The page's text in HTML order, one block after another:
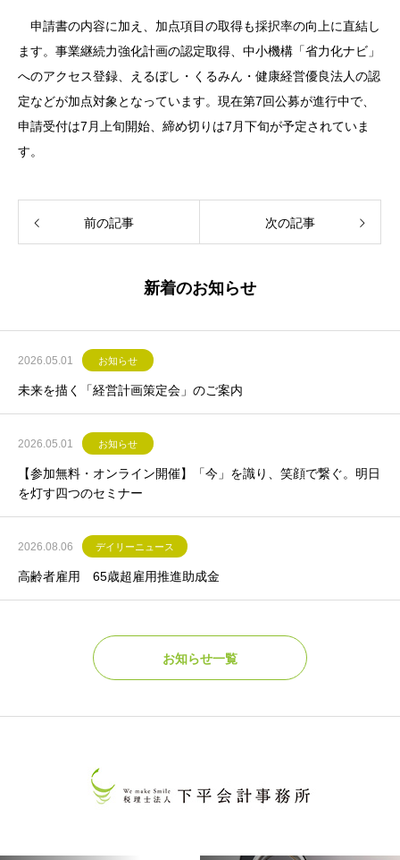
申請書の内容に加え、加点項目の取得も採択率の向上に直結し
ます。事業継続力強化計画の認定取得、中小機構「省力化ナビ」
へのアクセス登録、えるぼし・くるみん・健康経営優良法人の認
定などが加点対象となっています。現在第7回公募が進行中で、
申請受付は7月上旬開始、締め切りは7月下旬が予定されていま
す。
前の記事 次の記事
新着のお知らせ
2026.05.01 お知らせ
未来を描く「経営計画策定会」のご案内
2026.05.01 お知らせ
【参加無料・オンライン開催】「今」を識り、笑顔で繋ぐ。明日
を灯す四つのセミナー
2026.08.06 デイリーニュース
高齢者雇用 65歳超雇用推進助成金
お知らせ一覧